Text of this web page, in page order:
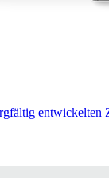
entwickelten